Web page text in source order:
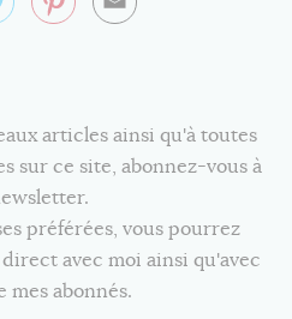
articles ainsi qu'à toutes
sur ce site, abonnez-vous à
préférées, vous pourrez
avec moi ainsi qu'avec
mes abonnés.